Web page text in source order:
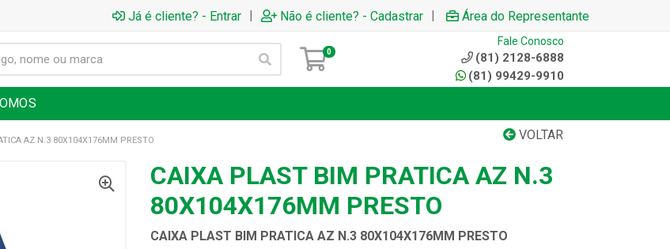
Já é cliente? - Entrar | Não é cliente? - Cadastrar | Área do Representante
0
Fale Conosco
(81) 2128-6888
(81) 99429-9910
VOLTAR
AZ N.3 80X104X176MM PRESTO
CAIXA PLAST BIM PRATICA AZ N.3
80X104X176MM PRESTO
CAIXA PLAST BIM PRATICA AZ N.3 80X104X176MM PRESTO